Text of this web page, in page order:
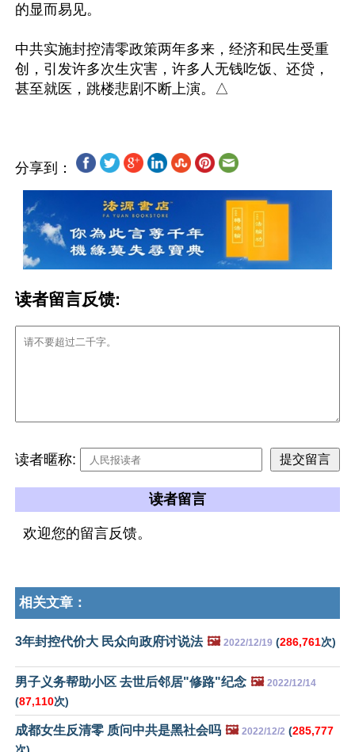
的显而易见。
中共实施封控清零政策两年多来，经济和民生受重
创，引发许多次生灾害，许多人无钱吃饭、还贷，
分享到：
读者留言反馈:
读者暱称:
读者留言
欢迎您的留言反馈。
相关文章：
3年封控代价大 民众向政府讨说法 🖼️ 2022/12/19 (286,761次)
男子义务帮助小区 去世后邻居"修路"纪念 🖼️ 2022/12/14
(87,110次)
成都女生反清零 质问中共是黑社会吗 🖼️ 2022/12/2 (285,777